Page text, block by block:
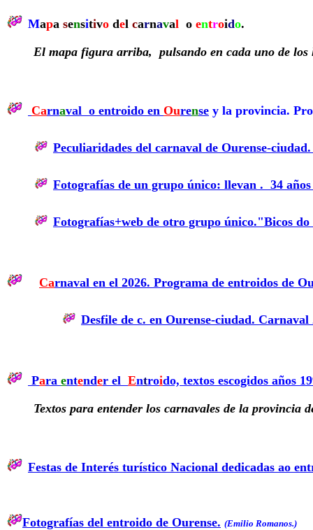
Mapa sensitivo del carnaval o entroido.
El mapa figura arriba, pulsando en cada uno de los
Carnaval o entroido en Ourense y la provincia.
Peculiaridades del carnaval de Ourense-
Fotografías de un grupo único: llevan . 34
Fotografías+web de otro grupo único."Bicos
Carnaval en el 2026. Programa de entroidos de
Desfile de c. en Ourense-ciudad. Carnaval
Para entender el Entroido, textos escogidos años
Textos para entender los carnavales de la provincia
Festas de Interés turístico Nacional dedicadas ao
Fotografías del entroido de Ourense. (Emilio Romanos.)